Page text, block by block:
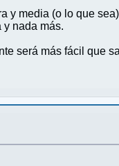
y media (o lo que
y nada más.
será más fácil que